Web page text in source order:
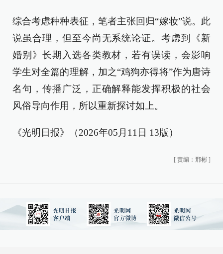
综合考虑种种表征，笔者主张回归“嫁妆”说。此
说虽合理，但至今尚无系统论证。考虑到《新
婚别》长期入选各类教材，若有误读，会影响
学生对全篇的理解，加之“鸡狗亦得将”作为唐诗
名句，传播广泛，正确解释能发挥积极的社会
风俗导向作用，所以重新探讨如上。
《光明日报》（2026年05月11日 13版）
[ 责编：邢彬 ]